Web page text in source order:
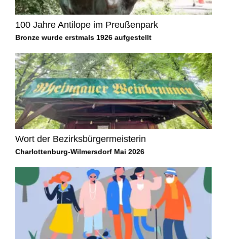
100 Jahre Antilope im Preußenpark
Bronze wurde erstmals 1926 aufgestellt
Wort der Bezirksbürgermeisterin
Charlottenburg-Wilmersdorf Mai 2026